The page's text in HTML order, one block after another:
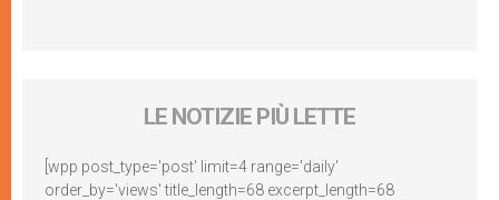
LE NOTIZIE PIÙ LETTE
[wpp post_type='post' limit=4 range='daily'
order_by='views' title_length=68 excerpt_length=68